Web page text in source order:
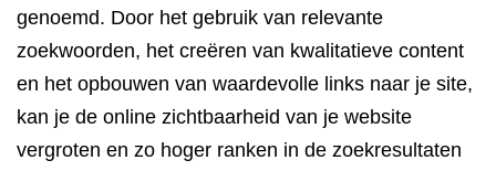
genoemd. Door het gebruik van relevante
zoekwoorden, het creëren van kwalitatieve content
en het opbouwen van waardevolle links naar je site,
kan je de online zichtbaarheid van je website
vergroten en zo hoger ranken in de zoekresultaten